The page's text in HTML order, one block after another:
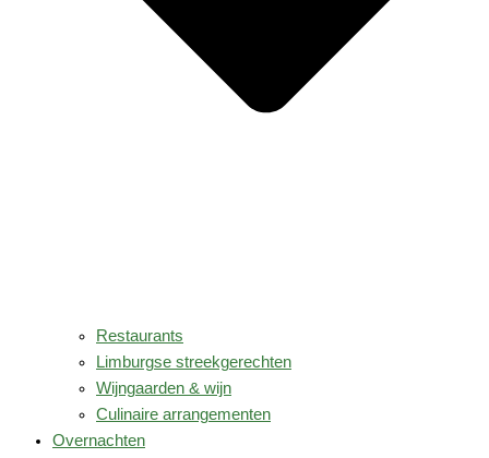
Restaurants
Limburgse streekgerechten
Wijngaarden & wijn
Culinaire arrangementen
Overnachten